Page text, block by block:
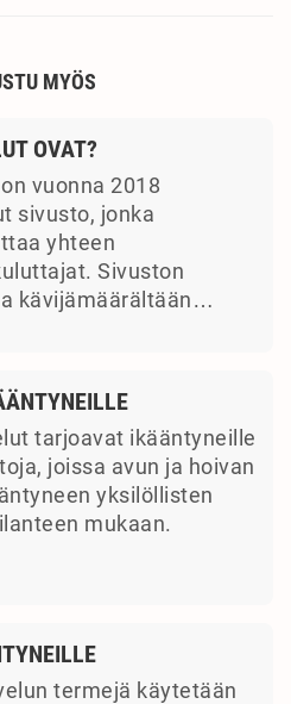
MYÖS
OVAT?
vuonna 2018
sivusto, jonka
yhteen
Sivuston
kävijämäärältään…
tarjoavat ikääntyneille
joissa avun ja hoivan
yksilöllisten
mukaan.
termejä käytetään